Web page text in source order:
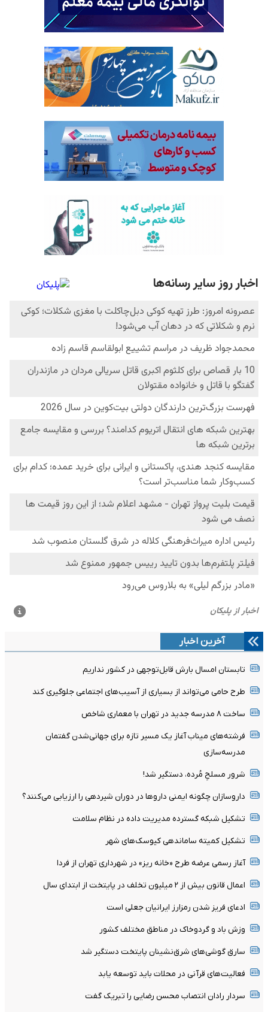
آخرین اخبار
تابستان امسال بارش قابل‌توجهی در کشور نداریم
طرح حامی می‌تواند از بسیاری از آسیب‌های اجتماعی جلوگیری کند
ساخت ۸ مدرسه جدید در تهران با معماری شاخص
فرشته‌های میناب آغاز یک مسیر تازه برای جهانی‌شدن گفتمان
مدرسه‌سازی
شرور مسلحِ مُرده، دستگیر شد!
داروسازان چگونه ایمنی داروها در دوران شیردهی را ارزیابی می‌کنند؟
تشکیل شبکه گسترده مدیریت داده در نظام سلامت
تشکیل کمیته ساماندهی کیوسک‌های شهر
آغاز رسمی عرضه طرح «خانه ریز» در شهرداری تهران از فردا
اعمال قانون بیش از ۲ میلیون تخلف در پایتخت از ابتدای سال
ادعای فریز شدن رمزارز ایرانیان جعلی است
وزش باد و گردوخاک در مناطق مختلف کشور
سارق گوشی‌های شرق‌نشینان پایتخت دستگیر شد
فعالیت‌های قرآنی در محلات باید توسعه یابد
سردار رادان انتصاب محسن رضایی را تبریک گفت